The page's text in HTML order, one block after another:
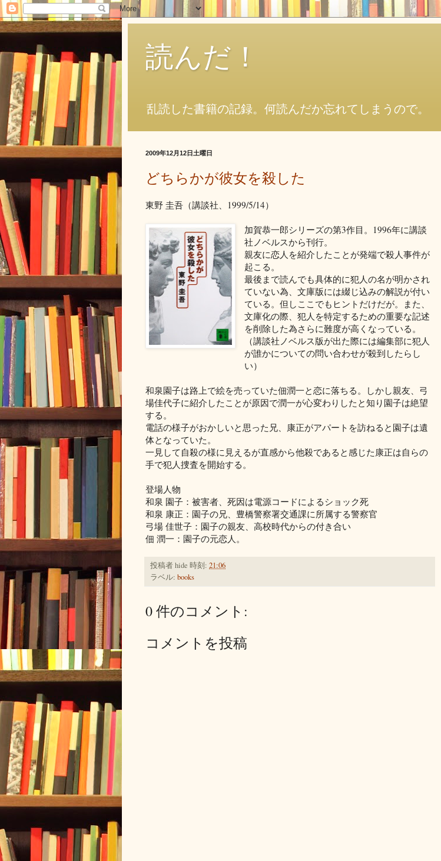
読んだ！
乱読した書籍の記録。何読んだか忘れてしまうので。
2009年12月12日土曜日
どちらかが彼女を殺した
東野 圭吾（講談社、1999/5/14）
加賀恭一郎シリーズの第3作目。1996年に講談
社ノベルスから刊行。
親友に恋人を紹介したことが発端で殺人事件が
起こる。
最後まで読んでも具体的に犯人の名が明かされ
ていない為、文庫版には綴じ込みの解説が付い
ている。但しここでもヒントだけだが。また、
文庫化の際、犯人を特定するための重要な記述
を削除した為さらに難度が高くなっている。
（講談社ノベルス版が出た際には編集部に犯人
が誰かについての問い合わせが殺到したらし
い）
和泉園子は路上で絵を売っていた佃潤一と恋に落ちる。しかし親友、弓
場佳代子に紹介したことが原因で潤一が心変わりしたと知り園子は絶望
する。
電話の様子がおかしいと思った兄、康正がアパートを訪ねると園子は遺
体となっていた。
一見して自殺の様に見えるが直感から他殺であると感じた康正は自らの
手で犯人捜査を開始する。
登場人物
和泉 園子：被害者、死因は電源コードによるショック死
和泉 康正：園子の兄、豊橋警察署交通課に所属する警察官
弓場 佳世子：園子の親友、高校時代からの付き合い
佃 潤一：園子の元恋人。
投稿者hide 時刻: 21:06
ラベル: books
0 件のコメント:
コメントを投稿